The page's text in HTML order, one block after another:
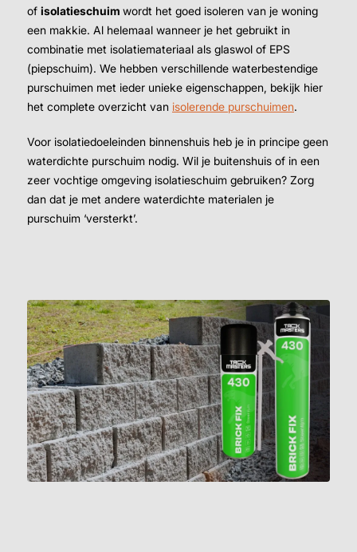
of isolatieschuim wordt het goed isoleren van je woning
een makkie. Al helemaal wanneer je het gebruikt in
combinatie met isolatiemateriaal als glaswol of EPS
(piepschuim). We hebben verschillende waterbestendige
purschuimen met ieder unieke eigenschappen, bekijk hier
het complete overzicht van isolerende purschuimen.
Voor isolatiedoeleinden binnenshuis heb je in principe geen
waterdichte purschuim nodig. Wil je buitenshuis of in een
zeer vochtige omgeving isolatieschuim gebruiken? Zorg
dan dat je met andere waterdichte materialen je
purschuim ‘versterkt’.